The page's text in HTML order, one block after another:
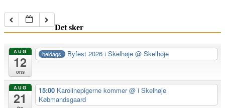
Det sker
AUG
12
ons
heldags Byfest 2026 i Skelhøje@ Skelhøje
AUG
21
15:00 Karolinepigerne kommer@ i Skelhøje
Købmandsgaard